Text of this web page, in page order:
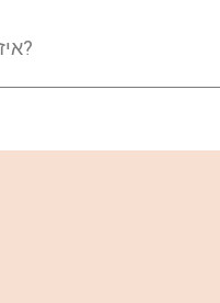
איזו סוג של טיפול ותמיכה לאחר הניתוח ניתן לצפות ממנתחי הגדלת חזה בטורקיה?